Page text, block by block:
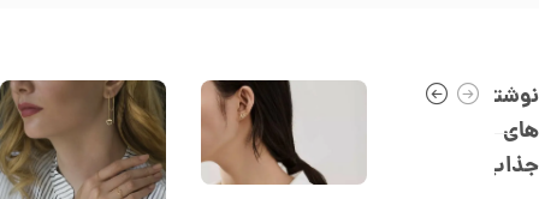
نوشته
های
جذاب
0
,